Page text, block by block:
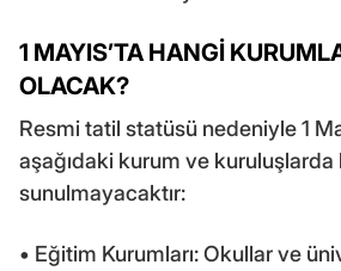
1 MAYIS’TA HANGİ
OLACAK?
Resmi tatil statüsü nedeniyle 1
aşağıdaki kurum ve kuruluşlarda
sunulmayacaktır:
• Eğitim Kurumları: Okullar ve